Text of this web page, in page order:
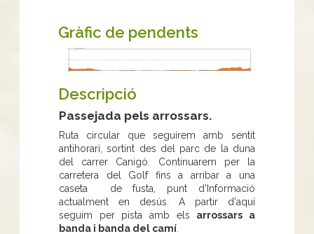
Gràfic de pendents
Descripció
Passejada pels arrossars.
Ruta circular que seguirem amb sentit
antihorari, sortint des del parc de la duna
del carrer Canigó. Continuarem per la
carretera del Golf fins a arribar a una
caseta de fusta, punt d'Informació
actualment en desús. A partir d'aquí
seguim per pista amb els arrossars a
banda i banda del camí